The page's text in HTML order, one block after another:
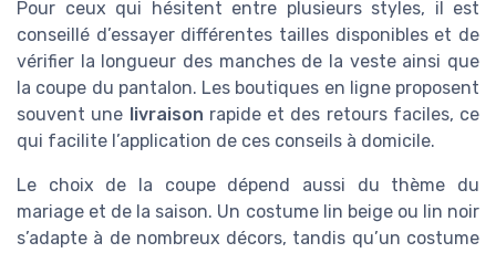
Pour ceux qui hésitent entre plusieurs styles, il est
conseillé d’essayer différentes tailles disponibles et de
vérifier la longueur des manches de la veste ainsi que
la coupe du pantalon. Les boutiques en ligne proposent
souvent une livraison rapide et des retours faciles, ce
qui facilite l’application de ces conseils à domicile.
Le choix de la coupe dépend aussi du thème du
mariage et de la saison. Un costume lin beige ou lin noir
s’adapte à de nombreux décors, tandis qu’un costume